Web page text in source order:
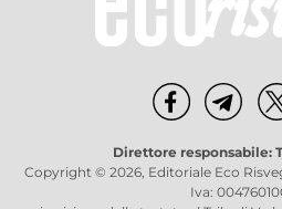
Direttore responsabile:
Copyright © 2026, Editoriale Eco
Iva: